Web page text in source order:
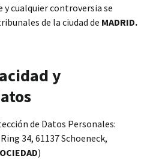
cualquier controversia se
de la ciudad de MADRID.
y
de Datos Personales:
34, 61137 Schoeneck,
)